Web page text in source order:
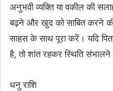
अनुभवी व्यक्ति या वकील की
बढ़ने और खुद को साबित करने की
साहस के साथ पूरा करें। यदि
है, तो शांत रहकर स्थिति
धनु राशि